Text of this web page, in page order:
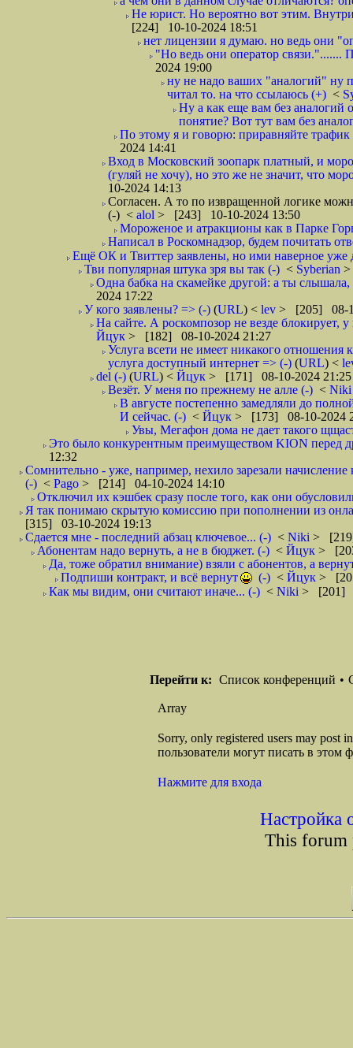
Не юрист. Но вероятно вот этим.
[224] 10-10-2024 18:51
нет лицензии я думаю. но ведь они
"Но ведь они оператор связи.".......
2024 19:00
ну не надо ваших "аналогий" ну
читал то. на что ссылаюсь (+) <
Ну а как еще вам без аналогий
понятие? Вот тут вам без
По этому я и говорю: приравняйте трафик
2024 14:41
Вход в Московский зоопарк платный, и
(гуляй не хочу), но это же не значит, что
10-2024 14:13
Согласен. А то по извращенной логике
(-) < alol > [243] 10-10-2024 13:50
Мороженое и атракционы как в Парке
Написал в Роскомнадзор, будем почитать
Ещё ОК и Твиттер заявлены, но ими наверное уже
Тви популярная штука зря вы так (-) < Syberian
Одна бабка на скамейке другой: а ты
2024 17:22
У кого заявлены? => (-) (URL) < lev > [205] 08-
На сайте. А роскомпозор не везде блокирует,
Йцук > [182] 08-10-2024 21:27
Услуга всети не имеет никакого отношения
услуга доступный интернет => (-) (URL) <
del (-) (URL) < Йцук > [171] 08-10-2024 21:25
Везёт. У меня по прежнему не алле (-) <
В августе постепенно замедляли до
И сейчас. (-) < Йцук > [173] 08-10-2024
Увы, Мегафон дома не дает такого
Это было конкурентным преимуществом KION перед
12:32
Сомнительно - уже, например, нехило зарезали
(-) < Pago > [214] 04-10-2024 14:10
Отключил их кэшбек сразу после того, как они
Я так понимаю скрытую комиссию при пополнении из
[315] 03-10-2024 19:13
Сдается мне - последний абзац ключевое... (-) < Niki >
Абонентам надо вернуть, а не в бюджет. (-) < Йцук >
Да, тоже обратил внимание) взяли с абонентов, а
Подпиши контракт, и всё вернут
(-) < Йцук >
Как мы видим, они считают иначе... (-) < Niki > [201]
Перейти к: Список конференций •
Array
Sorry, only registered users may post
пользователи могут писать в этом
Нажмите для входа
Настройка
This